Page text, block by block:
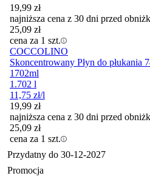
19,99 zł
najniższa cena z 30 dni przed
25,09 zł
cena za 1 szt.
COCCOLINO
Skoncentrowany Płyn do płukania
1702ml
1.702 l
11,75 zł/l
19,99 zł
najniższa cena z 30 dni przed
25,09 zł
cena za 1 szt.
Przydatny do 30-12-2027
Promocja